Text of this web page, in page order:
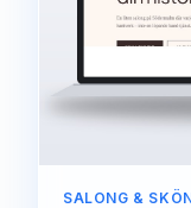
SALONG &